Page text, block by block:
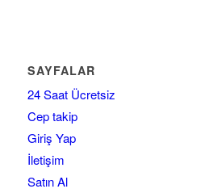
SAYFALAR
24 Saat Ücretsiz
Cep takip
Giriş Yap
İletişim
Satın Al